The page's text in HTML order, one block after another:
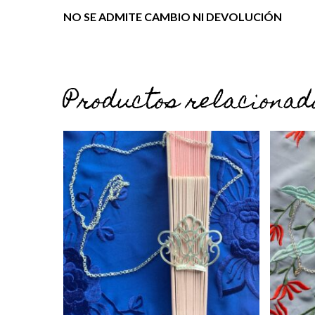
NO SE ADMITE CAMBIO NI DEVOLUCIÓN
Productos